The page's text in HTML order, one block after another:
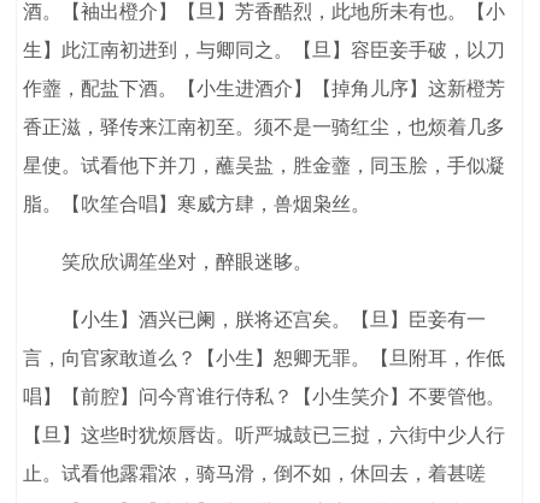
酒。【袖出橙介】【旦】芳香酷烈，此地所未有也。【小
生】此江南初进到，与卿同之。【旦】容臣妾手破，以刀
作虀，配盐下酒。【小生进酒介】【掉角儿序】这新橙芳
香正滋，驿传来江南初至。须不是一骑红尘，也烦着几多
星使。试看他下并刀，蘸吴盐，胜金虀，同玉脍，手似凝
脂。【吹笙合唱】寒威方肆，兽烟枭丝。
笑欣欣调笙坐对，醉眼迷眵。
【小生】酒兴已阑，朕将还宫矣。【旦】臣妾有一
言，向官家敢道么？【小生】恕卿无罪。【旦附耳，作低
唱】【前腔】问今宵谁行侍私？【小生笑介】不要管他。
【旦】这些时犹烦唇齿。听严城鼓已三挝，六街中少人行
止。试看他露霜浓，骑马滑，倒不如，休回去，着甚嗟